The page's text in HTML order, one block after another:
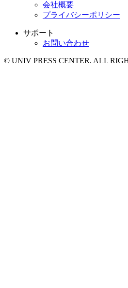
会社概要
プライバシーポリシー
サポート
お問い合わせ
© UNIV PRESS CENTER. ALL